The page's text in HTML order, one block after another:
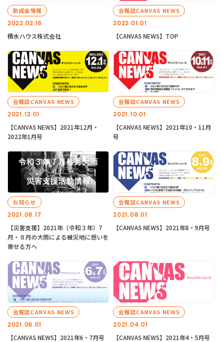
2022.02.16
助成金情報
積水ハウス株式会社
2022.01.01
会報誌CANVAS NEWS
【CANVAS NEWS】TOP
2021.12.01
会報誌CANVAS NEWS
【CANVAS NEWS】2021年12月・
2022年1月号
2021.10.01
会報誌CANVAS NEWS
【CANVAS NEWS】2021年10・11月
号
2021.08.17
お知らせ
【災害支援】2021年（令和３年）7
月・８月の大雨による被災地に想いを
寄せる方へ
2021.08.01
会報誌CANVAS NEWS
【CANVAS NEWS】2021年8・9月号
2021.06.01
会報誌CANVAS NEWS
【CANVAS NEWS】2021年6・7月号
2021.04.01
会報誌CANVAS NEWS
【CANVAS NEWS】2021年4・5月号